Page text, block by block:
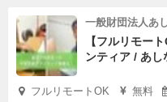
一般財団法人あ
【フルリモー
ンティア / あし
フルリモートOK 無料